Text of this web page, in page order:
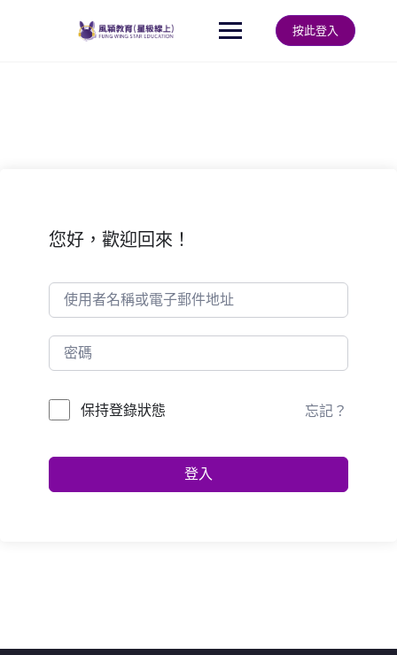
按此登入
您好，歡迎回來！
保持登錄狀態 忘記？
登入